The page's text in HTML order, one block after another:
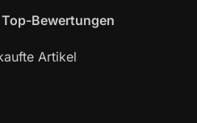
Bewertungen
Artikel